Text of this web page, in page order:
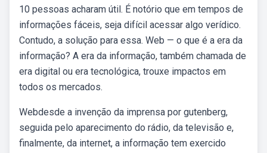
10 pessoas acharam útil. É notório que em tempos de
informações fáceis, seja difícil acessar algo verídico.
Contudo, a solução para essa. Web — o que é a era da
informação? A era da informação, também chamada de
era digital ou era tecnológica, trouxe impactos em
todos os mercados.
Webdesde a invenção da imprensa por gutenberg,
seguida pelo aparecimento do rádio, da televisão e,
finalmente, da internet, a informação tem exercido